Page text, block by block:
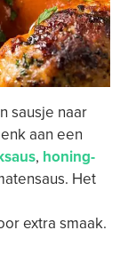
sausje naar
aan een
, honing-
Het
extra smaak.